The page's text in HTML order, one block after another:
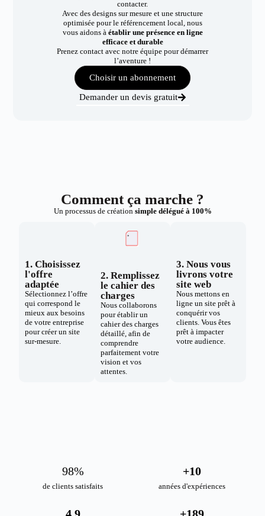
contacter.
Avec des designs sur mesure et une structure
optimisée pour le référencement local, nous
vous aidons à établir une présence en ligne
efficace et durable
Prenez contact avec notre équipe pour démarrer
l’aventure !
Choisir un abonnement
Demander un devis gratuit
Comment ça marche ?
Un processus de création simple délégué à 100%
1. Choisissez
l'offre
adaptée
Sélectionnez l’offre
qui correspond le
mieux aux besoins
de votre entreprise
pour créer un site
sur-mesure.
2. Remplissez
le cahier des
charges
Nous collaborons
pour établir un
cahier des charges
détaillé, afin de
comprendre
parfaitement votre
vision et vos
attentes.
3. Nous vous
livrons votre
site web
Nous mettons en
ligne un site prêt à
conquérir vos
clients. Vous êtes
prêt à impacter
votre audience.
de clients satisfaits
98%
années d'expériences
+10